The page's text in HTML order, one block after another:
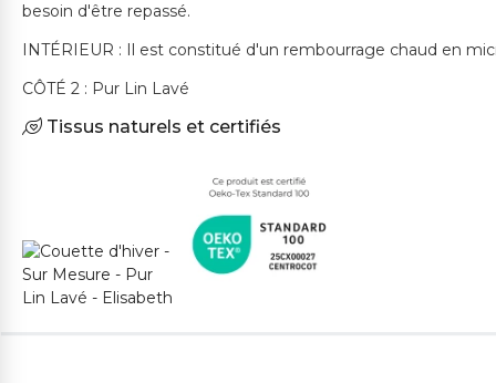
besoin d'être repassé.
INTÉRIEUR : Il est constitué d'un rembourrage chaud en
CÔTÉ 2 : Pur Lin Lavé
Tissus naturels et certifiés